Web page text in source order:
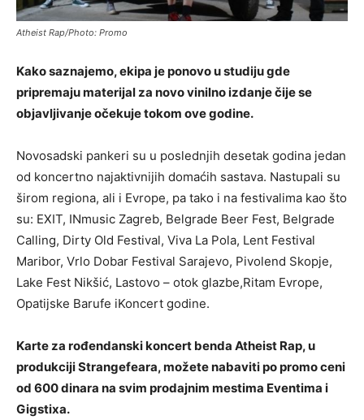
Atheist Rap/Photo: Promo
Kako saznajemo, ekipa je ponovo u studiju gde
pripremaju materijal za novo vinilno izdanje čije se
objavljivanje očekuje tokom ove godine.
Novosadski pankeri su u poslednjih desetak godina jedan
od koncertno najaktivnijih domaćih sastava. Nastupali su
širom regiona, ali i Evrope, pa tako i na festivalima kao što
su: EXIT, INmusic Zagreb, Belgrade Beer Fest, Belgrade
Calling, Dirty Old Festival, Viva La Pola, Lent Festival
Maribor, Vrlo Dobar Festival Sarajevo, Pivolend Skopje,
Lake Fest Nikšić, Lastovo – otok glazbe,Ritam Evrope,
Opatijske Barufe iKoncert godine.
Karte za rođendanski koncert benda Atheist Rap, u
produkciji Strangefeara, možete nabaviti po promo ceni
od 600 dinara na svim prodajnim mestima Eventima i
Gigstixa.